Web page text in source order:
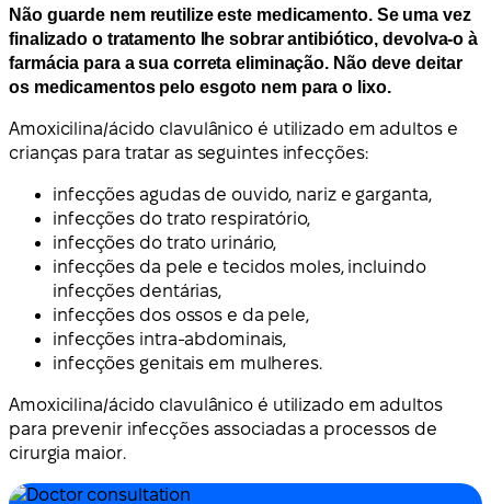
Não guarde nem reutilize este medicamento. Se uma vez
finalizado o tratamento lhe sobrar antibiótico, devolva-o à
farmácia para a sua correta eliminação. Não deve deitar
os medicamentos pelo esgoto nem para o lixo.
Amoxicilina/ácido clavulânico é utilizado em adultos e
crianças para tratar as seguintes infecções:
infecções agudas de ouvido, nariz e garganta,
infecções do trato respiratório,
infecções do trato urinário,
infecções da pele e tecidos moles, incluindo
infecções dentárias,
infecções dos ossos e da pele,
infecções intra-abdominais,
infecções genitais em mulheres.
Amoxicilina/ácido clavulânico é utilizado em adultos
para prevenir infecções associadas a processos de
cirurgia maior.